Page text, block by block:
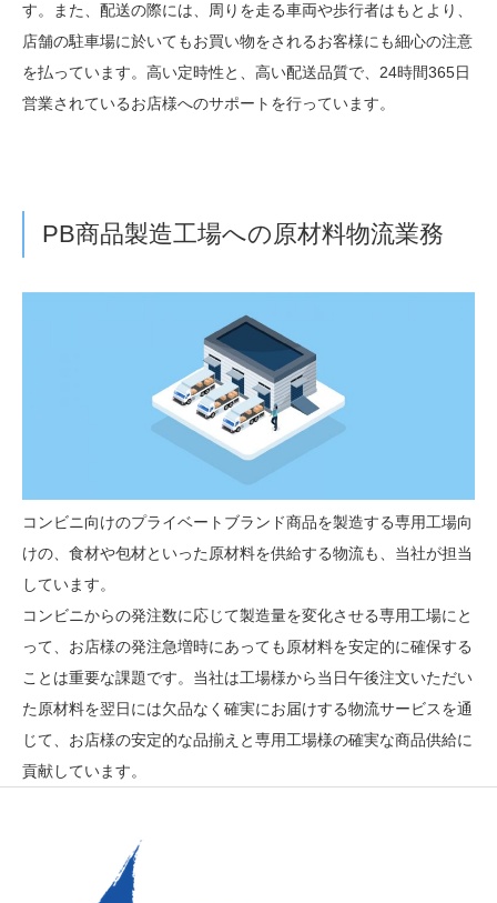
す。また、配送の際には、周りを走る車両や歩行者はもとより、
店舗の駐車場に於いてもお買い物をされるお客様にも細心の注意
を払っています。高い定時性と、高い配送品質で、24時間365日
営業されているお店様へのサポートを行っています。
PB商品製造工場への原材料物流業務
コンビニ向けのプライベートブランド商品を製造する専用工場向
けの、食材や包材といった原材料を供給する物流も、当社が担当
しています。
コンビニからの発注数に応じて製造量を変化させる専用工場にと
って、お店様の発注急増時にあっても原材料を安定的に確保する
ことは重要な課題です。当社は工場様から当日午後注文いただい
た原材料を翌日には欠品なく確実にお届けする物流サービスを通
じて、お店様の安定的な品揃えと専用工場様の確実な商品供給に
貢献しています。